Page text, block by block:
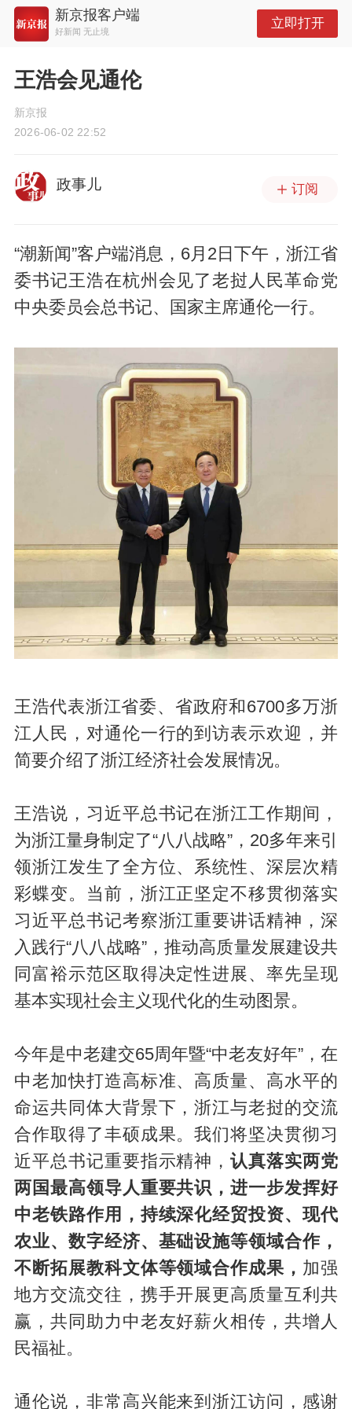
新京报客户端
好新闻 无止境
立即打开
王浩会见通伦
新京报
2026-06-02 22:52
政事儿 订阅
“潮新闻”客户端消息，6月2日下午，浙江省
委书记王浩在杭州会见了老挝人民革命党
中央委员会总书记、国家主席通伦一行。
王浩代表浙江省委、省政府和6700多万浙
江人民，对通伦一行的到访表示欢迎，并
简要介绍了浙江经济社会发展情况。
王浩说，习近平总书记在浙江工作期间，
为浙江量身制定了“八八战略”，20多年来引
领浙江发生了全方位、系统性、深层次精
彩蝶变。当前，浙江正坚定不移贯彻落实
习近平总书记考察浙江重要讲话精神，深
入践行“八八战略”，推动高质量发展建设共
同富裕示范区取得决定性进展、率先呈现
基本实现社会主义现代化的生动图景。
今年是中老建交65周年暨“中老友好年”，在
中老加快打造高标准、高质量、高水平的
命运共同体大背景下，浙江与老挝的交流
合作取得了丰硕成果。我们将坚决贯彻习
近平总书记重要指示精神，认真落实两党
两国最高领导人重要共识，进一步发挥好
中老铁路作用，持续深化经贸投资、现代
农业、数字经济、基础设施等领域合作，
不断拓展教科文体等领域合作成果， 加强
地方交流交往，携手开展更高质量互利共
赢，共同助力中老友好薪火相传，共增人
民福祉。
通伦说，非常高兴能来到浙江访问，感谢